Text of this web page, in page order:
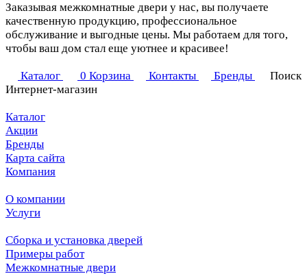
Заказывая межкомнатные двери у нас, вы получаете
качественную продукцию, профессиональное
обслуживание и выгодные цены. Мы работаем для того,
чтобы ваш дом стал еще уютнее и красивее!
Каталог 0 Корзина Контакты Бренды
Поиск
Интернет-магазин
Каталог
Акции
Бренды
Карта сайта
Компания
О компании
Услуги
Сборка и установка дверей
Примеры работ
Межкомнатные двери